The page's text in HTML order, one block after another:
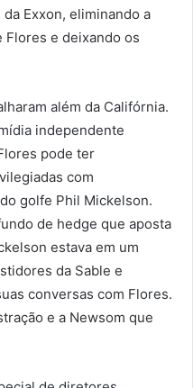
Exxon, eliminando a
Flores e deixando os
além da Califórnia.
independente
pode ter
com
golfe Phil Mickelson.
de hedge que aposta
estava em um
da Sable e
conversas com Flores.
e a Newsom que